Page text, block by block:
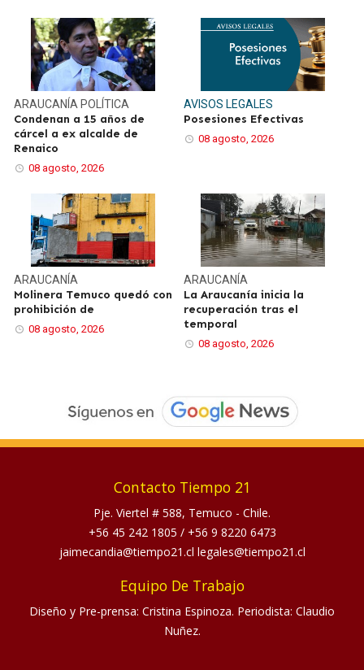
ARAUCANÍA POLÍTICA
Condenan a 15 años de
cárcel a ex alcalde de
Renaico
08 agosto, 2026
AVISOS LEGALES
Posesiones Efectivas
08 agosto, 2026
ARAUCANÍA
Molinera Temuco quedó con
prohibición de
08 agosto, 2026
ARAUCANÍA
La Araucanía inicia la
recuperación tras el
temporal
08 agosto, 2026
Contacto Tiempo 21
Pje. Viertel # 588, Temuco - Chile.
+56 45 242 1805 / +56 9 8220 6473
jaimecandia@tiempo21.cl legales@tiempo21.cl
Equipo De Trabajo
Diseño y Pre-prensa: Cristina Espinoza. Periodista: Claudio
Nuñez.